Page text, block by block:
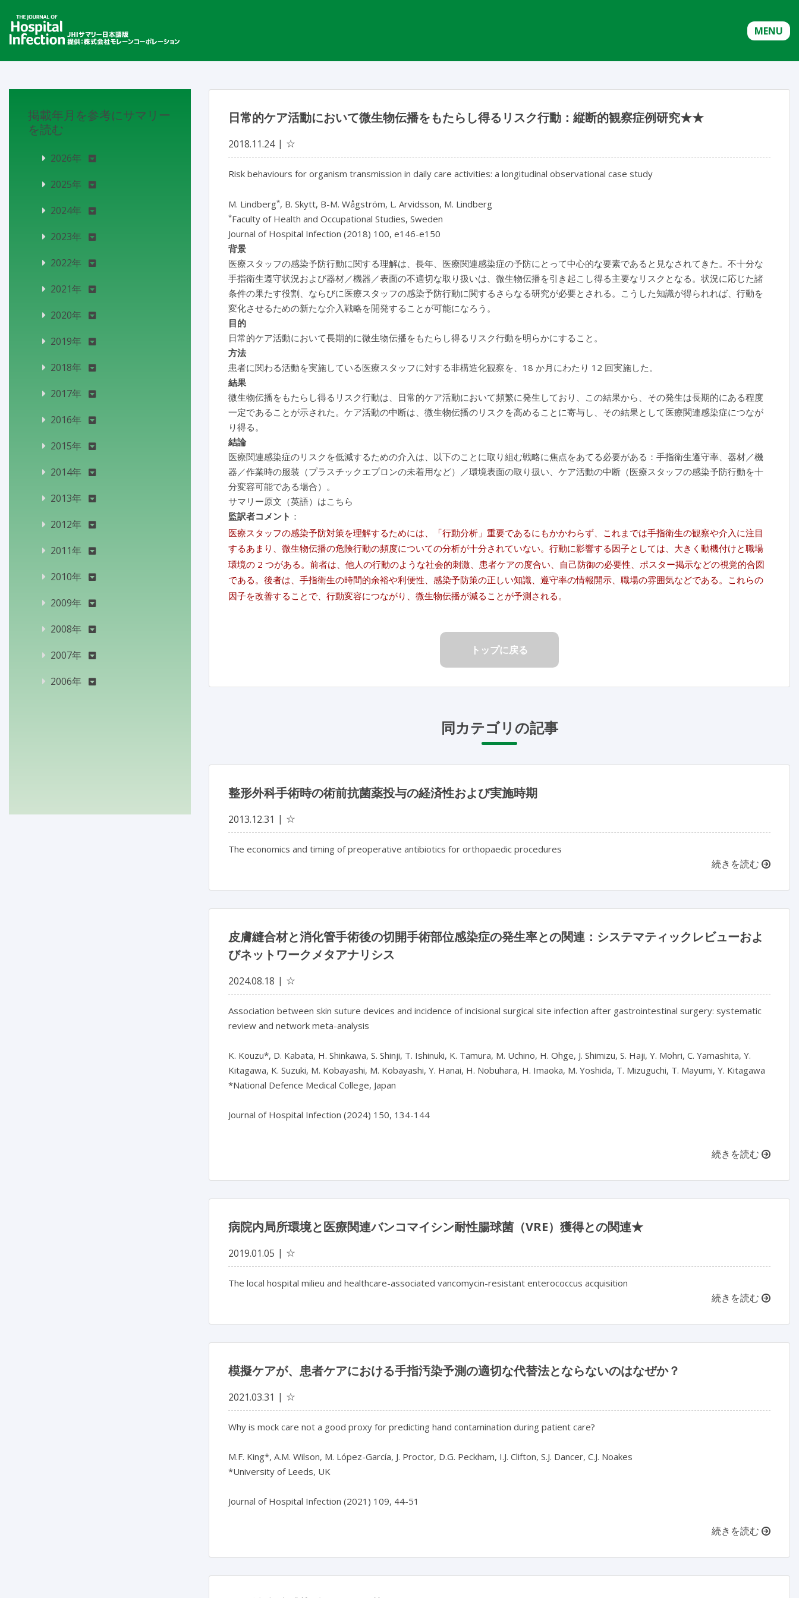
MENU
日常的ケア活動において微生物伝播をもたらし得るリスク行動：縦断的観察症例研究★★
2018.11.24 ☆
Risk behaviours for organism transmission in daily care activities: a longitudinal observational case study
M. Lindberg*, B. Skytt, B-M. Wågström, L. Arvidsson, M. Lindberg
*Faculty of Health and Occupational Studies, Sweden
Journal of Hospital Infection (2018) 100, e146-e150
背景
医療スタッフの感染予防行動に関する理解は、長年、医療関連感染症の予防にとって中心的な要素であると見なされてきた。不十分な
手指衛生遵守状況および器材／機器／表面の不適切な取り扱いは、微生物伝播を引き起こし得る主要なリスクとなる。状況に応じた諸
条件の果たす役割、ならびに医療スタッフの感染予防行動に関するさらなる研究が必要とされる。こうした知識が得られれば、行動を
変化させるための新たな介入戦略を開発することが可能になろう。
目的
日常的ケア活動において長期的に微生物伝播をもたらし得るリスク行動を明らかにすること。
方法
患者に関わる活動を実施している医療スタッフに対する非構造化観察を、18 か月にわたり 12 回実施した。
結果
微生物伝播をもたらし得るリスク行動は、日常的ケア活動において頻繁に発生しており、この結果から、その発生は長期的にある程度
一定であることが示された。ケア活動の中断は、微生物伝播のリスクを高めることに寄与し、その結果として医療関連感染症につなが
り得る。
結論
医療関連感染症のリスクを低減するための介入は、以下のことに取り組む戦略に焦点をあてる必要がある：手指衛生遵守率、器材／機
器／作業時の服装（プラスチックエプロンの未着用など）／環境表面の取り扱い、ケア活動の中断（医療スタッフの感染予防行動を十
分変容可能である場合）。
サマリー原文（英語）はこちら
監訳者コメント ：
医療スタッフの感染予防対策を理解するためには、「行動分析」重要であるにもかかわらず、これまでは手指衛生の観察や介入に注目
するあまり、微生物伝播の危険行動の頻度についての分析が十分されていない。行動に影響する因子としては、大きく動機付けと職場
環境の 2 つがある。前者は、他人の行動のような社会的刺激、患者ケアの度合い、自己防御の必要性、ポスター掲示などの視覚的合図
である。後者は、手指衛生の時間的余裕や利便性、感染予防策の正しい知識、遵守率の情報開示、職場の雰囲気などである。これらの
因子を改善することで、行動変容につながり、微生物伝播が減ることが予測される。
トップに戻る
同カテゴリの記事
整形外科手術時の術前抗菌薬投与の経済性および実施時期
2013.12.31 ☆
The economics and timing of preoperative antibiotics for orthopaedic procedures
続きを読む
皮膚縫合材と消化管手術後の切開手術部位感染症の発生率との関連：システマティックレビューおよ
びネットワークメタアナリシス
2024.08.18 ☆
Association between skin suture devices and incidence of incisional surgical site infection after gastrointestinal surgery: systematic
review and network meta-analysis
K. Kouzu*, D. Kabata, H. Shinkawa, S. Shinji, T. Ishinuki, K. Tamura, M. Uchino, H. Ohge, J. Shimizu, S. Haji, Y. Mohri, C. Yamashita, Y.
Kitagawa, K. Suzuki, M. Kobayashi, M. Kobayashi, Y. Hanai, H. Nobuhara, H. Imaoka, M. Yoshida, T. Mizuguchi, T. Mayumi, Y. Kitagawa
*National Defence Medical College, Japan
Journal of Hospital Infection (2024) 150, 134-144
続きを読む
病院内局所環境と医療関連バンコマイシン耐性腸球菌（VRE）獲得との関連★
2019.01.05 ☆
The local hospital milieu and healthcare-associated vancomycin-resistant enterococcus acquisition
続きを読む
模擬ケアが、患者ケアにおける手指汚染予測の適切な代替法とならないのはなぜか？
2021.03.31 ☆
Why is mock care not a good proxy for predicting hand contamination during patient care?
M.F. King*, A.M. Wilson, M. López-García, J. Proctor, D.G. Peckham, I.J. Clifton, S.J. Dancer, C.J. Noakes
*University of Leeds, UK
Journal of Hospital Infection (2021) 109, 44-51
続きを読む
掲載年月を参考にサマリー
を読む
2026年
2025年
2024年
2023年
2022年
2021年
2020年
2019年
2018年
2017年
2016年
2015年
2014年
2013年
2012年
2011年
2010年
2009年
2008年
2007年
2006年